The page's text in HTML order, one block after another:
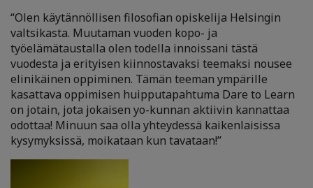
“Olen käytännöllisen filosofian opiskelija Helsingin
valtsikasta. Muutaman vuoden kopo- ja
työelämätaustalla olen todella innoissani tästä
vuodesta ja erityisen kiinnostavaksi teemaksi nousee
elinikäinen oppiminen. Tämän teeman ympärille
kasattava oppimisen huipputapahtuma Dare to Learn
on jotain, jota jokaisen yo-kunnan aktiivin kannattaa
odottaa! Minuun saa olla yhteydessä kaikenlaisissa
kysymyksissä, moikataan kun tavataan!”